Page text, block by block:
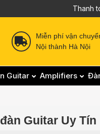
Thanh
Miễn phí vận
Nội thành Hà Nội
Guitar Amplifiers
Guitar Uy Tín